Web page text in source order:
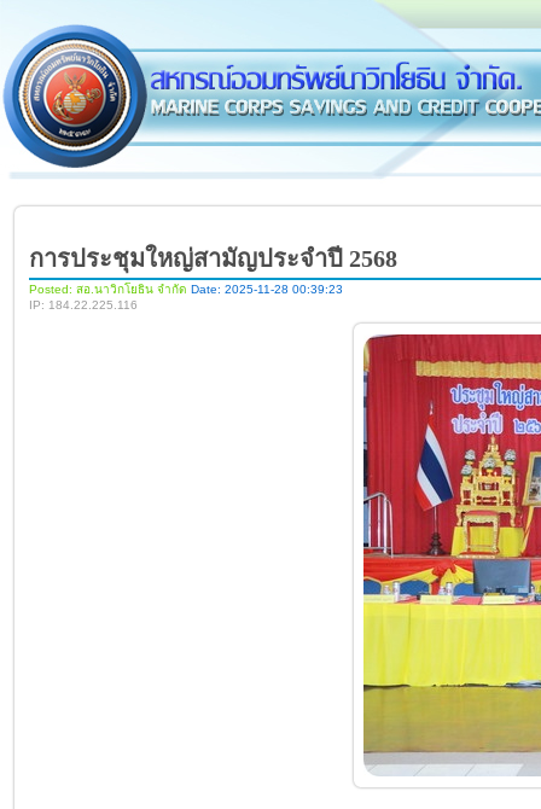
การประชุมใหญ่สามัญประจำปี 2568
Posted: สอ.นาวิกโยธิน จำกัด Date: 2025-11-28 00:39:23
IP: 184.22.225.116